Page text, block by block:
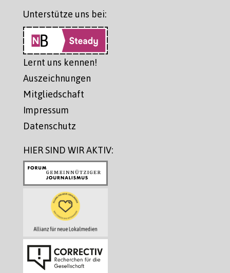
Unterstütze uns bei:
Lernt uns kennen!
Auszeichnungen
Mitgliedschaft
Impressum
Datenschutz
HIER SIND WIR AKTIV: